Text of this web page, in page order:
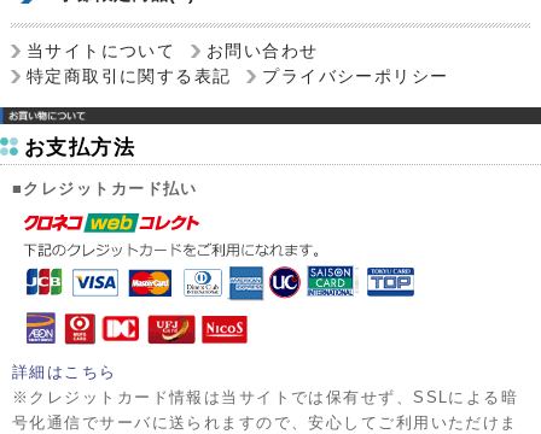
当サイトについて
お問い合わせ
特定商取引に関する表記
プライバシーポリシー
お支払方法
■クレジットカード払い
詳細はこちら
※クレジットカード情報は当サイトでは保有せず、SSLによる暗
号化通信でサーバに送られますので、安心してご利用いただけま